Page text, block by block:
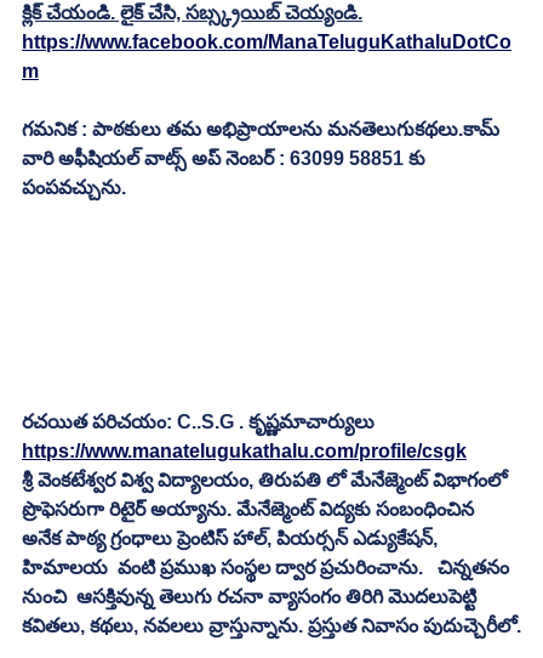
క్లిక్ చేయండి. లైక్ చేసి, సబ్స్క్రయిబ్ చెయ్యండి.
https://www.facebook.com/ManaTeluguKathaluDotCo
m
గమనిక : పాఠకులు తమ అభిప్రాయాలను మనతెలుగుకథలు.కామ్
వారి అఫీషియల్ వాట్స్ అప్ నెంబర్ : 63099 58851 కు
పంపవచ్చును.
రచయిత పరిచయం: C..S.G . కృష్ణమాచార్యులు
https://www.manatelugukathalu.com/profile/csgk
శ్రీ వెంకటేశ్వర విశ్వ విద్యాలయం, తిరుపతి లో మేనేజ్మెంట్ విభాగంలో
ప్రొఫెసరుగా రిటైర్ అయ్యాను. మేనేజ్మెంట్ విద్యకు సంబంధించిన
అనేక పాఠ్య గ్రంధాలు ప్రెంటిస్ హాల్, పియర్సన్ ఎడ్యుకేషన్,
హిమాలయ  వంటి ప్రముఖ సంస్థల ద్వార ప్రచురించాను.   చిన్నతనం
నుంచి  ఆసక్తివున్న తెలుగు రచనా వ్యాసంగం తిరిగి మొదలుపెట్టి
కవితలు, కథలు, నవలలు వ్రాస్తున్నాను. ప్రస్తుత నివాసం పుదుచ్చెరీలో.